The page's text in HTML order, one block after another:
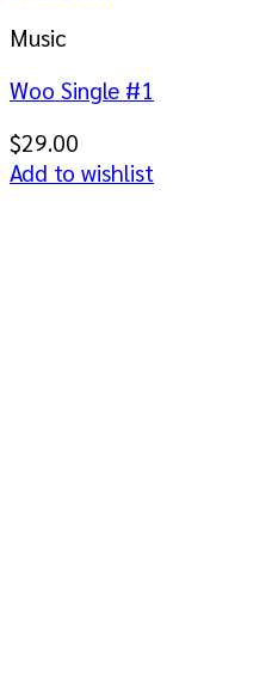
Music
Woo Single #1
$29.00
Add to wishlist